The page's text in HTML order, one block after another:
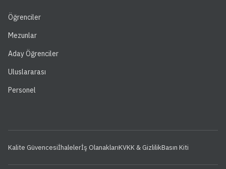
Öğrenciler
Mezunlar
Aday Öğrenciler
Uluslararası
Personel
Kalite Güvencesiİhalelerİş OlanaklarıKVKK & GizlilikBasın Kiti